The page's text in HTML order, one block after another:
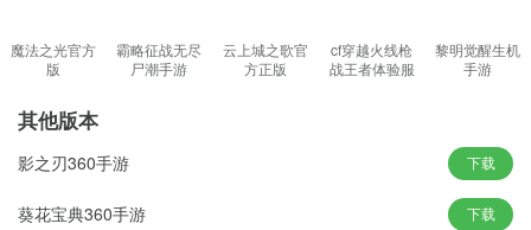
【东方玄幻大作飞仙跳跃美如画】
晨曦空桑林，夜临望月洞，皇城一夜传说仙境，圣境探宝灵山风
光。独有的仙侠风韵，重走仙侠路，力遍红尘！
仙盟战、阵营战、跨服3V3、团队跨服等众多世界活动，包囊丰富的
PVE和PVP玩法，竞技封神，就是如此简单！
魔法之光官方
版
霸略征战无尽
尸潮手游
云上城之歌官
方正版
cf穿越火线枪
战王者体验服
黎明觉醒生机
手游
其他版本
影之刃360手游 下载
葵花宝典360手游 下载